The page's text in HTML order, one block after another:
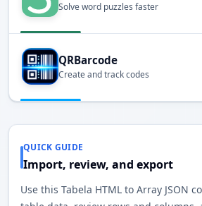
Solve word puzzles faster
QRBarcode
Create and track codes
QUICK GUIDE
Import, review, and export
Use this Tabela HTML to Array JSON